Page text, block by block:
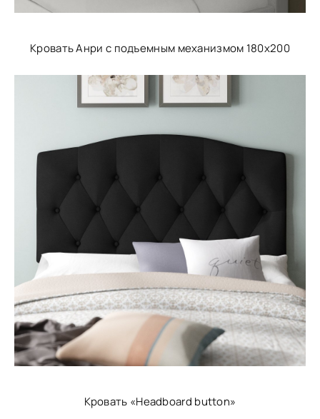
Кровать Анри с подъемным механизмом 180х200
Кровать «Headboard button»